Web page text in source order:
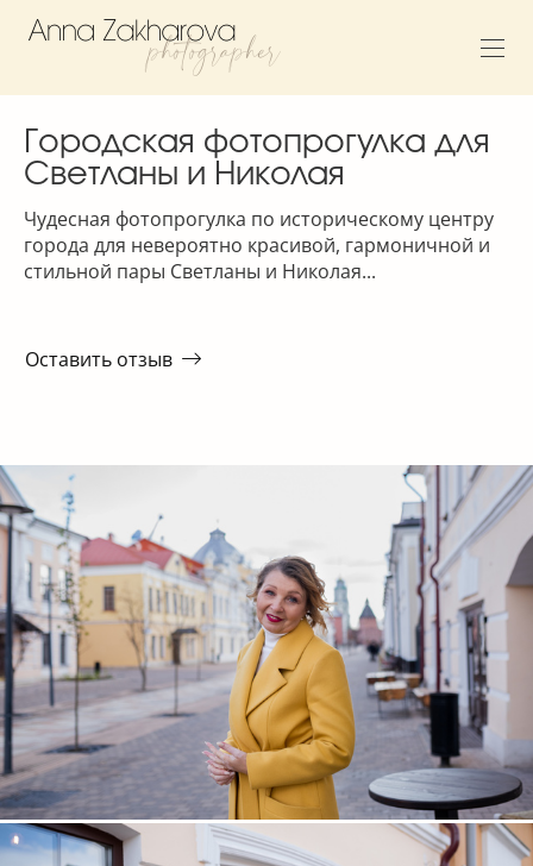
Городская фотопрогулка для
Светланы и Николая
Чудесная фотопрогулка по историческому центру
города для невероятно красивой, гармоничной и
стильной пары Светланы и Николая...
Оставить отзыв